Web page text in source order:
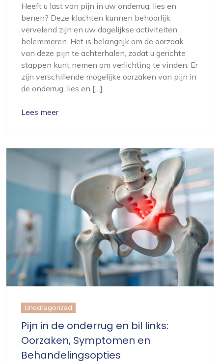
Heeft u last van pijn in uw onderrug, lies en
benen? Deze klachten kunnen behoorlijk
vervelend zijn en uw dagelijkse activiteiten
belemmeren. Het is belangrijk om de oorzaak
van deze pijn te achterhalen, zodat u gerichte
stappen kunt nemen om verlichting te vinden. Er
zijn verschillende mogelijke oorzaken van pijn in
de onderrug, lies en […]
Lees meer
Uncategorized
Pijn in de onderrug en bil links:
Oorzaken, Symptomen en
Behandelingsopties